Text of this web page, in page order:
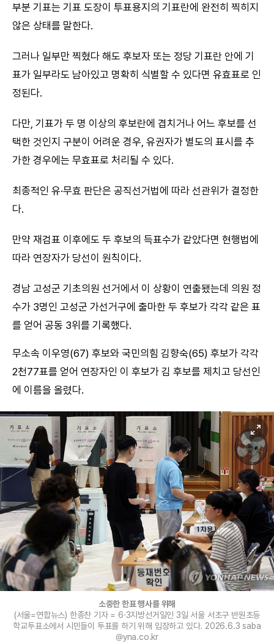
부분 기표는 기표 도장이 투표용지의 기표란에 완전히 찍히지
않은 상태를 말한다.
그러나 일부만 찍혔다 해도 후보자 또는 정당 기표란 안에 기
표가 일부라도 남아있고 명확히 식별할 수 있다면 유효표로 인
정된다.
다만, 기표가 두 명 이상의 후보란에 겹치거나 어느 후보를 선
택한 것인지 구분이 어려운 경우, 유권자가 별도의 표시를 추
가한 경우에는 무효표로 처리될 수 있다.
최종적인 유·무효 판단은 공직선거법에 따라 선관위가 결정한
다.
만약 재검표 이후에도 두 후보의 득표수가 같았다면 현행법에
따라 연장자가 당선이 원칙이다.
경남 고성군 기초의원 선거에서 이 상황이 연출됐는데 의원 정
수가 3명인 고성군 가선거구에 출마한 두 후보가 각각 같은 표
를 얻어 공동 3위를 기록했다.
무소속 이우영(67) 후보와 국민의힘 김향숙(65) 후보가 각각
2천77표를 얻어 연장자인 이 후보가 김 후보를 제치고 당선인
에 이름을 올렸다.
소중한 한표 행사를 위해
(서울=연합뉴스) 한종찬 기자 = 6·3지방선거일인 3일 서울 서초구 반원초등
학교투표소에서 시민들이 투표를 하기 위해 입장하고 있다. 2026.6.3 saba
@yna.co.kr